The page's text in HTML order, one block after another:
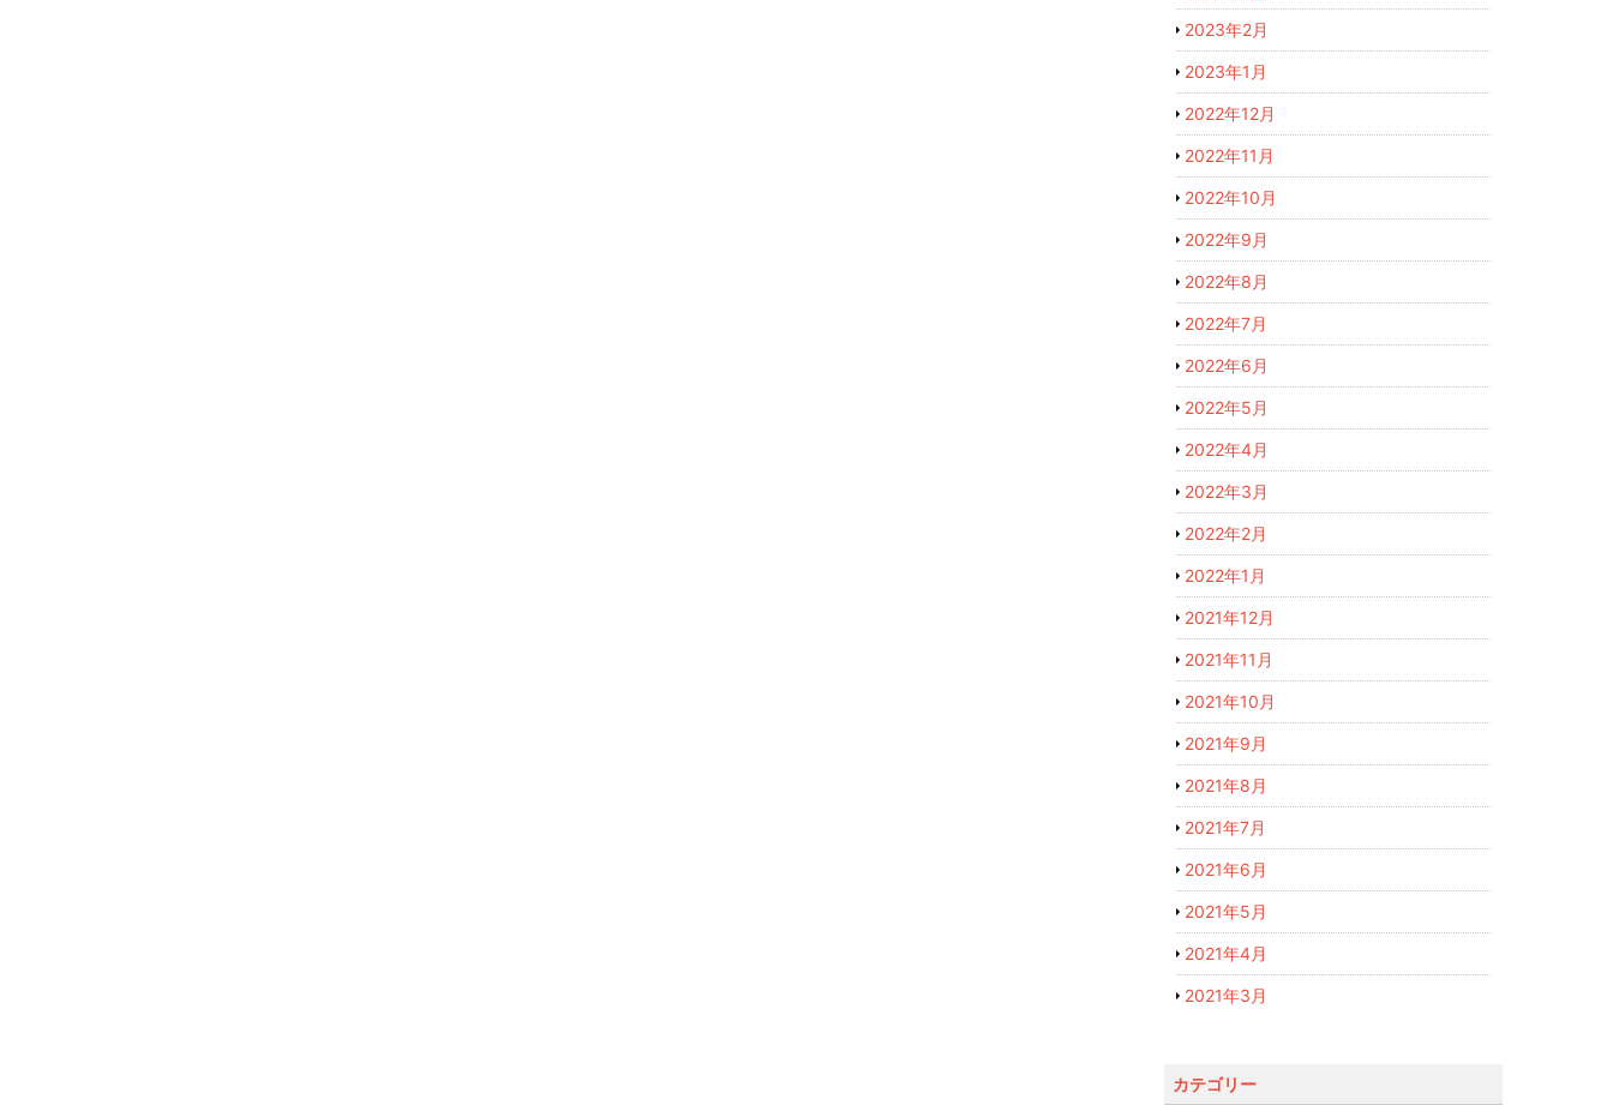
2023年2月
2023年1月
2022年12月
2022年11月
2022年10月
2022年9月
2022年8月
2022年7月
2022年6月
2022年5月
2022年4月
2022年3月
2022年2月
2022年1月
2021年12月
2021年11月
2021年10月
2021年9月
2021年8月
2021年7月
2021年6月
2021年5月
2021年4月
2021年3月
カテゴリー